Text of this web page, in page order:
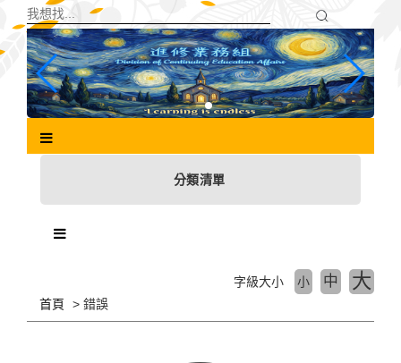
主
分類清單
首頁 錯誤
字級大小 小 中 大